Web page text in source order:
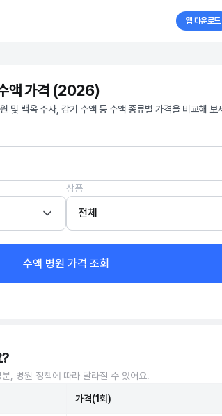
앱 다운로드
액 가격 (2026)
및 백옥 주사, 감기 수액 등 수액 종류별 가격을 비교해 보
상품
전체
수액 병원 가격 조회
?
, 병원 정책에 따라 달라질 수 있어요.
가격(1회)